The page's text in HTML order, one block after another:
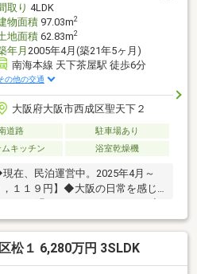
取り 4LDK
物面積97.03m2
地面積62.83m2
年月2005年4月(築21年5ヶ月)
南海本線 天下茶屋駅 徒歩6分
の他の交通
大阪府大阪市西成区聖天下２
道路
駐車場あり
キッチン 浴室乾燥機
在、民泊運営中。2025年4月～
１１９円】◆大阪の日常を感じ
っくり過ごしていただけます。◆
る◆3階建て4LDK◆大阪メトロ
下茶屋」駅徒歩6分◆築年月2005
松１ 6,280万円 3SLDK